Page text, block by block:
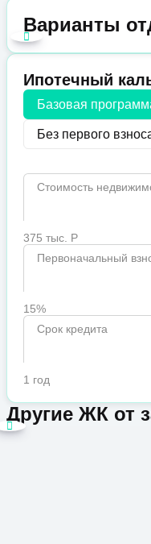
Варианты
Ипотечный
Базовая
Без первого
Стоимость
375 тыс. Р
Первоначальный
15%
Срок кредита
1 год
Другие ЖК от